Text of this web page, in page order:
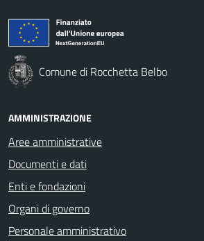
Comune di Rocchetta Belbo
AMMINISTRAZIONE
Aree amministrative
Documenti e dati
Enti e fondazioni
Organi di governo
Personale amministrativo